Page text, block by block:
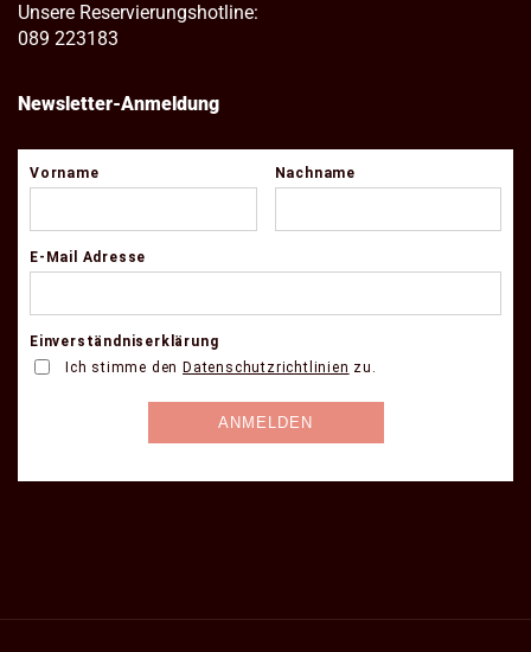
Unsere Reservierungshotline:
089 223183
Newsletter-Anmeldung